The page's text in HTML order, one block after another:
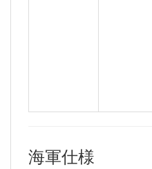
海軍仕様